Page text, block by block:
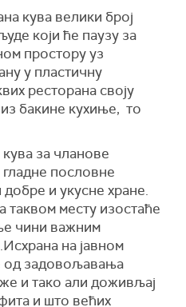
кува велики број
који ће паузу за
простору уз
у пластичну
ресторана своју
бакине кухиње, то
за чланове
пословне
и укусне хране.
таквом месту изостаће
чини важним
на јавном
од задовољавања
и тако али доживљај
и што већих